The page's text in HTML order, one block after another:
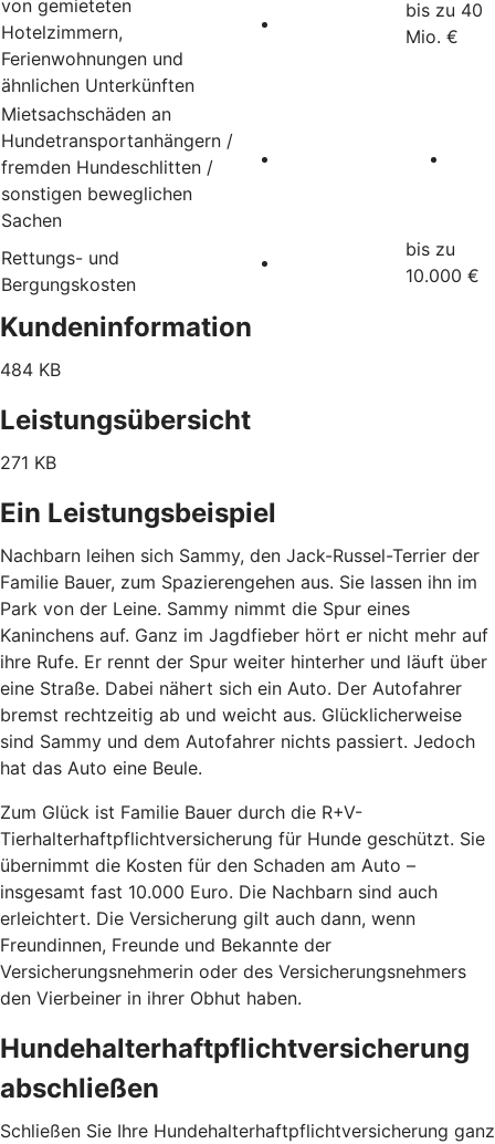
von gemieteten
Hotelzimmern,
Ferienwohnungen und
ähnlichen Unterkünften
bis zu 40
Mio. €
Mietsachschäden an
Hundetransportanhängern /
fremden Hundeschlitten /
sonstigen beweglichen
Sachen
Rettungs- und
Bergungskosten
bis zu
10.000 €
Kundeninformation
484 KB
Leistungsübersicht
271 KB
Ein Leistungsbeispiel
Nachbarn leihen sich Sammy, den Jack-Russel-Terrier der
Familie Bauer, zum Spazierengehen aus. Sie lassen ihn im
Park von der Leine. Sammy nimmt die Spur eines
Kaninchens auf. Ganz im Jagdfieber hört er nicht mehr auf
ihre Rufe. Er rennt der Spur weiter hinterher und läuft über
eine Straße. Dabei nähert sich ein Auto. Der Autofahrer
bremst rechtzeitig ab und weicht aus. Glücklicherweise
sind Sammy und dem Autofahrer nichts passiert. Jedoch
hat das Auto eine Beule.
Zum Glück ist Familie Bauer durch die R+V-
Tierhalterhaftpflichtversicherung für Hunde geschützt. Sie
übernimmt die Kosten für den Schaden am Auto –
insgesamt fast 10.000 Euro. Die Nachbarn sind auch
erleichtert. Die Versicherung gilt auch dann, wenn
Freundinnen, Freunde und Bekannte der
Versicherungsnehmerin oder des Versicherungsnehmers
den Vierbeiner in ihrer Obhut haben.
Hundehalterhaftpflichtversicherung
abschließen
Schließen Sie Ihre Hundehalterhaftpflichtversicherung ganz